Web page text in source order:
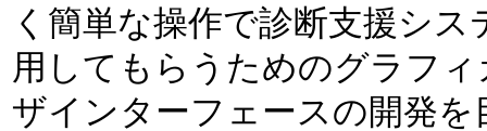
く簡単な操作で診断支援シス
用してもらうためのグラフ
ザインターフェースの開発を